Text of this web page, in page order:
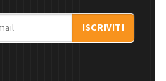
ISCRIVITI